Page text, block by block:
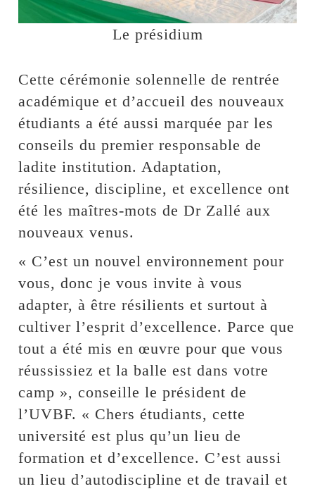
Le présidium
Cette cérémonie solennelle de rentrée
académique et d’accueil des nouveaux
étudiants a été aussi marquée par les
conseils du premier responsable de
ladite institution. Adaptation,
résilience, discipline, et excellence ont
été les maîtres-mots de Dr Zallé aux
nouveaux venus.
« C’est un nouvel environnement pour
vous, donc je vous invite à vous
adapter, à être résilients et surtout à
cultiver l’esprit d’excellence. Parce que
tout a été mis en œuvre pour que vous
réussissiez et la balle est dans votre
camp », conseille le président de
l’UVBF. « Chers étudiants, cette
université est plus qu’un lieu de
formation et d’excellence. C’est aussi
un lieu d’autodiscipline et de travail et